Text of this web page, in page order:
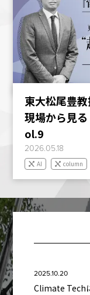
東大松尾豊
現場から見
ol.9
2026.05.18
AI column
2025.10.20
Climate Tech